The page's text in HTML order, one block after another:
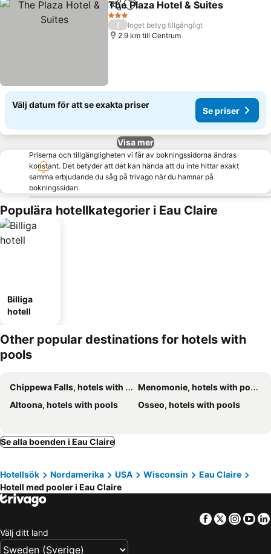
Dela Lägg till i Mina Favoriter
The Plaza Hotel & Suites
3 Stjärnor
/
Inget betyg tillgängligt
2.9 km till Centrum
Välj datum för att se exakta priser
Se priser
Visa mer
Priserna och tillgängligheten vi får av bokningssidorna ändras
konstant. Det betyder att det kan hända att du inte hittar exakt
samma erbjudande du såg på trivago när du hamnar på
bokningssidan.
Populära hotellkategorier i Eau Claire
Billiga
hotell
Other popular destinations for hotels with
pools
Chippewa Falls, hotels with pools
Menomonie, hotels with pools
Altoona, hotels with pools
Osseo, hotels with pools
Se alla boenden i Eau Claire
Hotellsök Nordamerika USA Wisconsin
Eau Claire
Hotell med pooler i Eau Claire
Facebook
Twitter
Välj ditt land